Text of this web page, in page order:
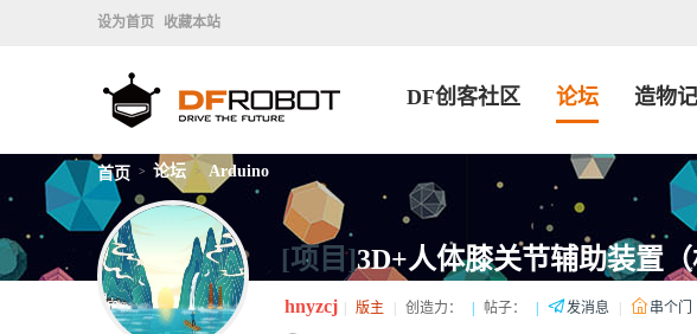
设为首页 收藏本站
DF创客社区 论坛 造物记
首页 > 论坛 > Arduino
[项目]3D+人体膝关节辅助装置
hnyzcj 版主 创造力： 帖子： 发消息 串个门